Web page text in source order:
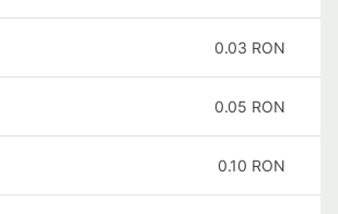
0.03 RON
0.05 RON
0.10 RON